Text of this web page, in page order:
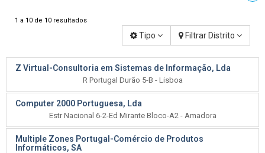
1 a 10 de 10 resultados
Tipo Filtrar Distrito
Z Virtual-Consultoria em Sistemas de Informação, Lda
R Portugal Durão 5-B - Lisboa
Computer 2000 Portuguesa, Lda
Estr Nacional 6-2-Ed Mirante Bloco-A2 - Amadora
Multiple Zones Portugal-Comércio de Produtos
Informáticos, SA